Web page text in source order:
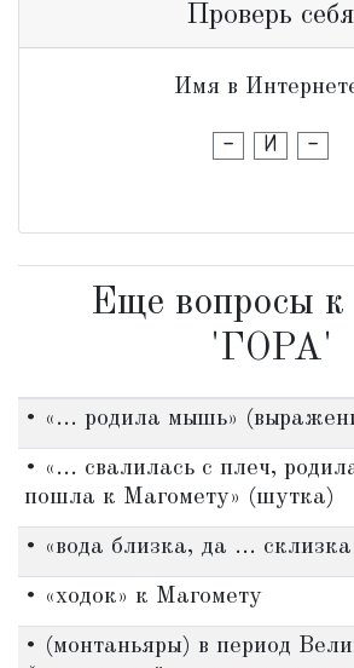
Проверь себя
Имя в
- И -
Еще вопросы к
'ГОРА'
• «... родила мышь»
• «... свалилась с плеч,
пошла к Магомету» (шутка)
• «вода близка, да ...
• «ходок» к Магомету
• (монтаньяры) в период